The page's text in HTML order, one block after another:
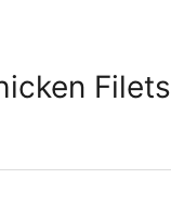
Filets